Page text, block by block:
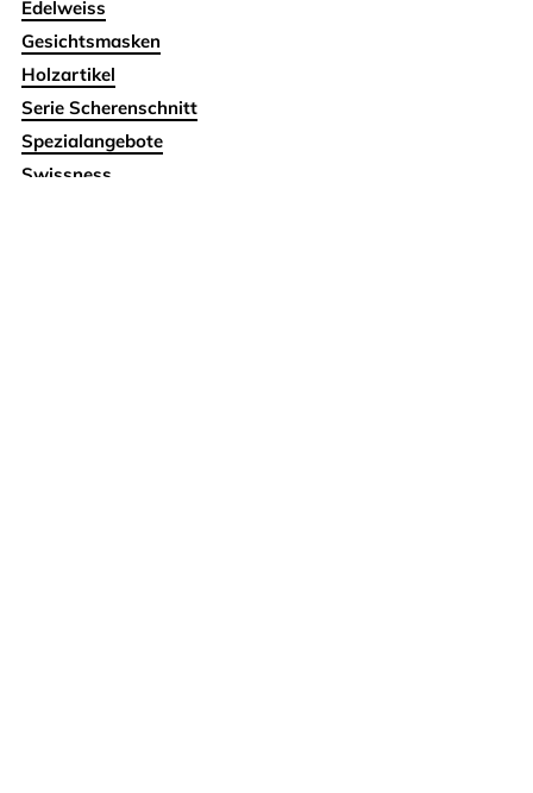
Edelweiss
Gesichtsmasken
Holzartikel
Serie Scherenschnitt
Spezialangebote
Swissness